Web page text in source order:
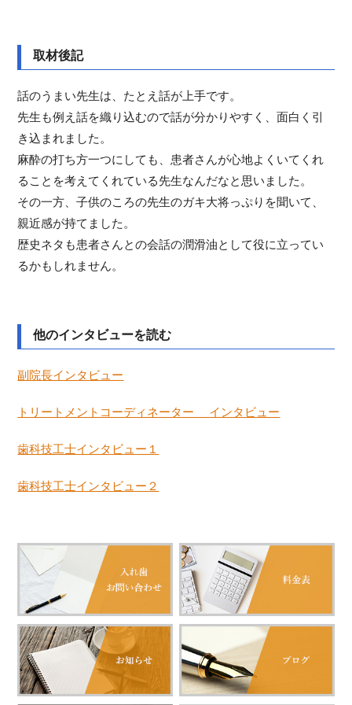
取材後記
話のうまい先生は、たとえ話が上手です。
先生も例え話を織り込むので話が分かりやすく、面白く引
き込まれました。
麻酔の打ち方一つにしても、患者さんが心地よくいてくれ
ることを考えてくれている先生なんだなと思いました。
その一方、子供のころの先生のガキ大将っぷりを聞いて、
親近感が持てました。
歴史ネタも患者さんとの会話の潤滑油として役に立ってい
るかもしれません。
他のインタビューを読む
副院長インタビュー
トリートメントコーディネーター インタビュー
歯科技工士インタビュー１
歯科技工士インタビュー２